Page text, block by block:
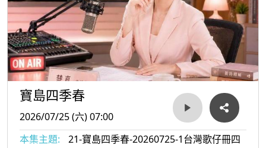
寶島四季春
2026/07/25 (六) 07:00
本集主題:
21-寶島四季春-20260725-1台灣歌仔冊四